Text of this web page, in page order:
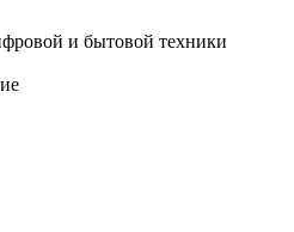
и бытовой техники